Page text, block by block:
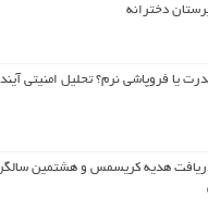
دخترانه
یا فروپاشی نرم؟ تحلیل امنیتی
هدیه کریسمس و هشتمین